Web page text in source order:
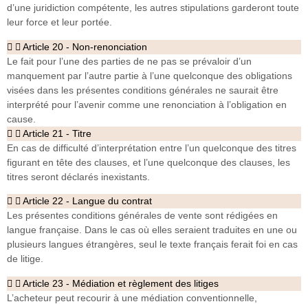
d’une juridiction compétente, les autres stipulations garderont toute
leur force et leur portée.
Article 20 - Non-renonciation
Le fait pour l’une des parties de ne pas se prévaloir d’un
manquement par l’autre partie à l’une quelconque des obligations
visées dans les présentes conditions générales ne saurait être
interprété pour l’avenir comme une renonciation à l’obligation en
cause.
Article 21 - Titre
En cas de difficulté d’interprétation entre l’un quelconque des titres
figurant en tête des clauses, et l’une quelconque des clauses, les
titres seront déclarés inexistants.
Article 22 - Langue du contrat
Les présentes conditions générales de vente sont rédigées en
langue française. Dans le cas où elles seraient traduites en une ou
plusieurs langues étrangères, seul le texte français ferait foi en cas
de litige.
Article 23 - Médiation et règlement des litiges
L’acheteur peut recourir à une médiation conventionnelle,